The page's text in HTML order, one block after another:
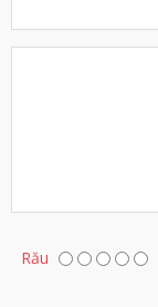
Rău